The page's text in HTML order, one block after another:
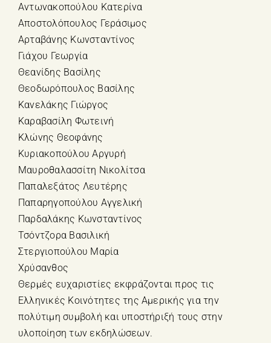
Αντωνακοπούλου Κατερίνα
Αποστολόπουλος Γεράσιμος
Αρταβάνης Κωνσταντίνος
Γιάχου Γεωργία
Θεανίδης Βασίλης
Θεοδωρόπουλος Βασίλης
Κανελάκης Γιώργος
Καραβασίλη Φωτεινή
Κλώνης Θεοφάνης
Κυριακοπούλου Αργυρή
Μαυροθαλασσίτη Νικολίτσα
Παπαλεξάτος Λευτέρης
Παπαρηγοπούλου Αγγελική
Παρδαλάκης Κωνσταντίνος
Τσόντζορα Βασιλική
Στεργιοπούλου Μαρία
Χρύσανθος
Θερμές ευχαριστίες εκφράζονται προς τις
Ελληνικές Κοινότητες της Αμερικής για την
πολύτιμη συμβολή και υποστήριξή τους στην
υλοποίηση των εκδηλώσεων.